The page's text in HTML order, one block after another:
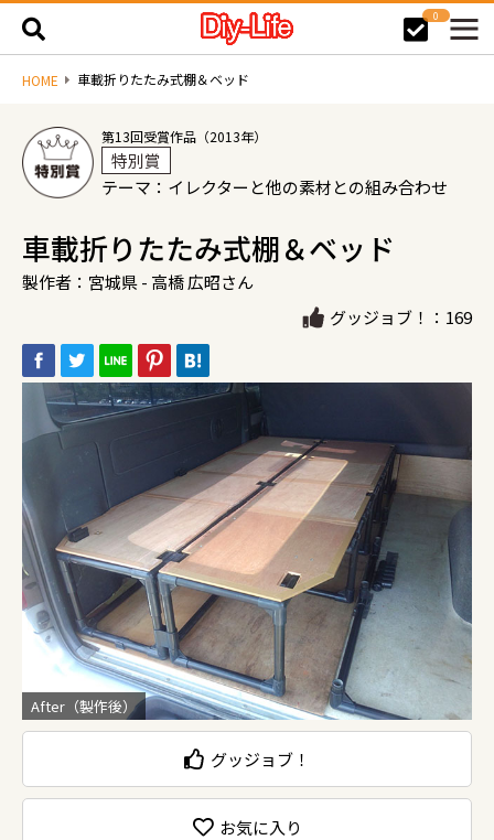
0
HOME 車載折りたたみ式棚＆ベッド
第13回受賞作品（2013年）
特別賞
テーマ：イレクターと他の素材との組み合わせ
車載折りたたみ式棚＆ベッド
製作者：宮城県 - 高橋 広昭さん
グッジョブ！：169
After（製作後）
グッジョブ！
お気に入り